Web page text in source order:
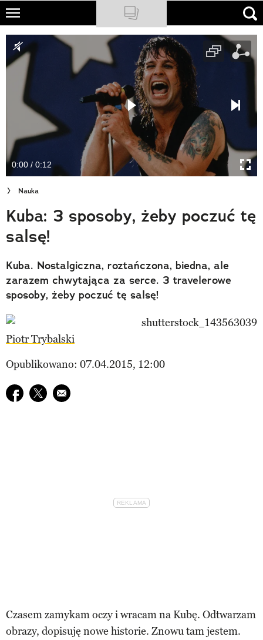
Skip
main
content
NATIONAL GEOGRAPHIC
TRAVELER
PODCASTY
Newsletter
Cuda Polski
Wielki Konkurs Fotograficzny
Trendbook Podróżniczy
Polecane
0:00 / 0:12
Nauka
Kuba: 3 sposoby, żeby poczuć tę
salsę!
Kuba. Nostalgiczna, roztańczona, biedna, ale
zarazem chwytająca za serce. 3 travelerowe
sposoby, żeby poczuć tę salsę!
Piotr Trybalski
Opublikowano: 07.04.2015, 12:00
Udostępnij na facebook
Udostępnij na twitter
E-mail do przyjaciela
Czasem zamykam oczy i wracam na Kubę. Odtwarzam
obrazy, dopisuję nowe historie. Znowu tam jestem.